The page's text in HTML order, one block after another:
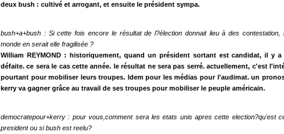
deux bush : cultivé et arrogant, et ensuite le président sympa.
bush+a+bush : Si cette fois encore le résultat de l?élection donnait lieu à des contestation,
monde en serait elle fragilisée ?
William REYMOND : historiquement, quand un président sortant est candidat, il y
défaite. ce sera le cas cette année. le résultat ne sera pas serré. actuellement, c'est
pourtant pour mobiliser leurs troupes. Idem pour les médias pour l'audimat. un
kerry va gagner grâce au travail de ses troupes pour mobiliser le peuple américain.
democratepour+kerry : pour vous,comment sera les etats unis apres cette election?qu'est
president ou si bush est reelu?